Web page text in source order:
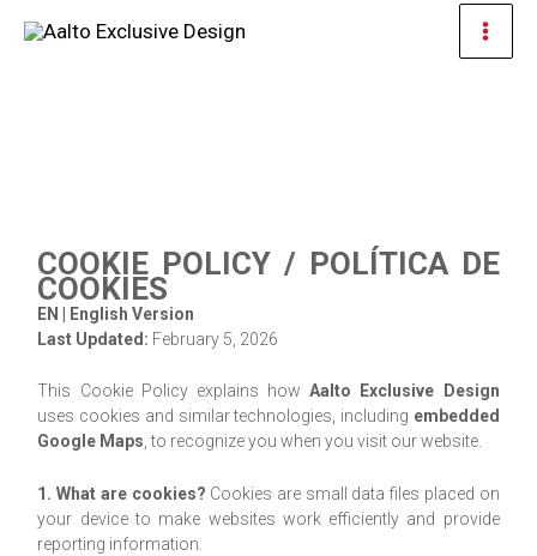
COOKIE POLICY / POLÍTICA DE
COOKIES
EN | English Version
Last Updated: February 5, 2026
This Cookie Policy explains howAalto Exclusive Design
uses cookies and similar technologies, including embedded
Google Maps, to recognize you when you visit our website.
1. What are cookies? Cookies are small data files placed on
your device to make websites work efficiently and provide
reporting information.